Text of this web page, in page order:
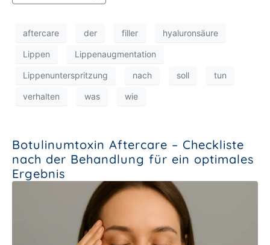
aftercare der filler hyaluronsäure
Lippen Lippenaugmentation
Lippenunterspritzung nach soll tun
verhalten was wie
Botulinumtoxin Aftercare – Checkliste
nach der Behandlung für ein optimales
Ergebnis